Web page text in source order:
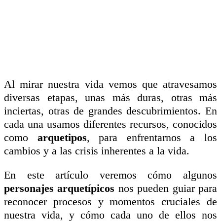
Al mirar nuestra vida vemos que atravesamos
diversas etapas, unas más duras, otras más
inciertas, otras de grandes descubrimientos. En
cada una usamos diferentes recursos, conocidos
como arquetipos, para enfrentarnos a los
cambios y a las crisis inherentes a la vida.
En este artículo veremos cómo algunos
personajes arquetípicos nos pueden guiar para
reconocer procesos y momentos cruciales de
nuestra vida, y cómo cada uno de ellos nos